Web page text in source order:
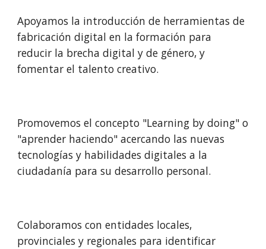
Apoyamos la introducción de herramientas de
fabricación digital en la formación para
reducir la brecha digital y de género, y
fomentar el talento creativo.
Promovemos el concepto "Learning by doing" o
"aprender haciendo" acercando las nuevas
tecnologías y habilidades digitales a la
ciudadanía para su desarrollo personal.
Colaboramos con entidades locales,
provinciales y regionales para identificar